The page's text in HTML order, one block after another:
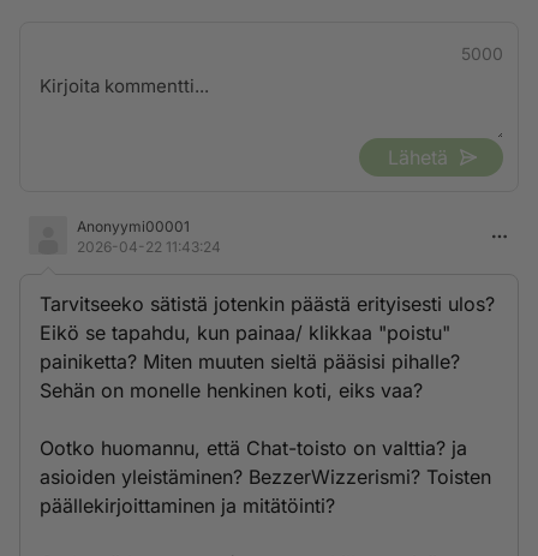
5000
Lähetä
Anonyymi00001
2026-04-22 11:43:24
Tarvitseeko sätistä jotenkin päästä erityisesti ulos?
Eikö se tapahdu, kun painaa/ klikkaa "poistu"
painiketta? Miten muuten sieltä pääsisi pihalle?
Sehän on monelle henkinen koti, eiks vaa?
Ootko huomannu, että Chat-toisto on valttia? ja
asioiden yleistäminen? BezzerWizzerismi? Toisten
päällekirjoittaminen ja mitätöinti?